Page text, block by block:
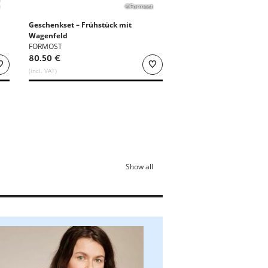
©Formost
Geschenkset – Frühstück mit
Wagenfeld
FORMOST
80.50 €
(incl. VAT)
Show all